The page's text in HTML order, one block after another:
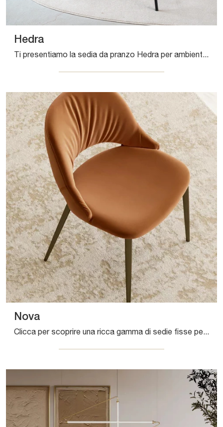
Hedra
Nova
Clicca per scoprire una ricca gamma di sedie fisse per stanze design: il modello Nova di Bontempi ti attende!